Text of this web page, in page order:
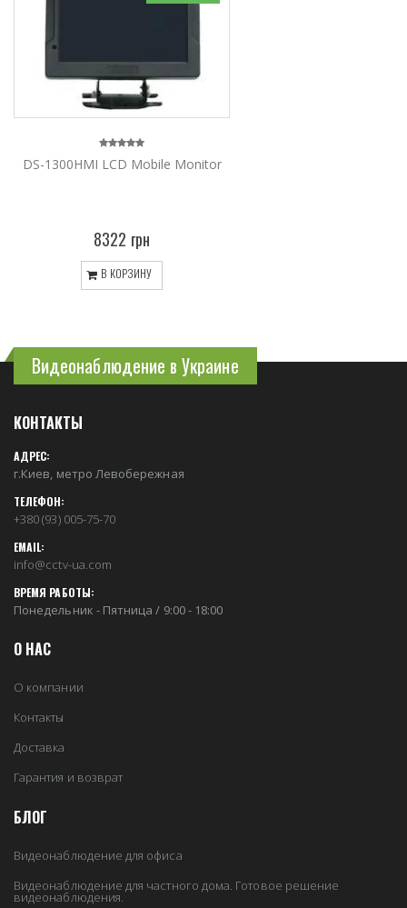
DS-1300HMI LCD Mobile Monitor
8322 грн
В КОРЗИНУ
Видеонаблюдение в Украине
КОНТАКТЫ
АДРЕС:
г.Киев, метро Левобережная
ТЕЛЕФОН:
+380 (93) 005-75-70
EMAIL:
info@cctv-ua.com
ВРЕМЯ РАБОТЫ:
Понедельник - Пятница / 9:00 - 18:00
О НАС
О компании
Контакты
Доставка
Гарантия и возврат
БЛОГ
Видеонаблюдение для офиса
Видеонаблюдение для частного дома. Готовое решение
видеонаблюдения.